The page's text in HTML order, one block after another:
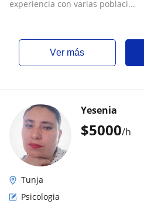
experiencia con varias poblaci...
ver más
$5000/h
Yesenia
Tunja
Psicologia